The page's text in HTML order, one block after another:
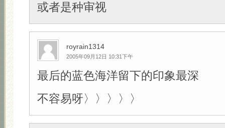
或者是种审视
royrain1314
2005年09月12日 10:31下午
最后的蓝色海洋留下的印象最深
不容易呀〉〉〉〉〉